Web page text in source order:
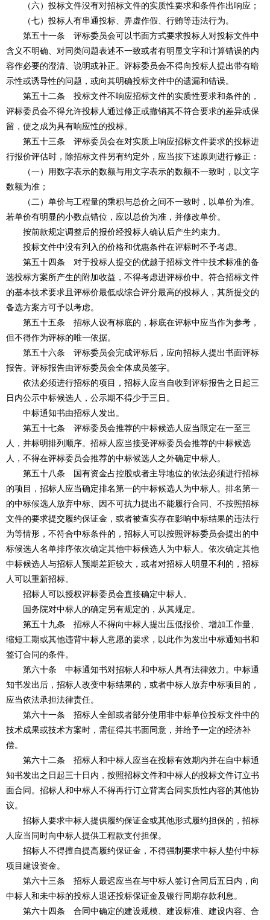
（六）投标文件没有对招标文件的实质性要求和条件作出响应；
（七）投标人有串通投标、弄虚作假、行贿等违法行为。
第五十一条 评标委员会可以书面方式要求投标人对投标文件中
含义不明确、对同类问题表述不一致或者有明显文字和计算错误的内
容作必要的澄清、说明或补正。评标委员会不得向投标人提出带有暗
示性或诱导性的问题，或向其明确投标文件中的遗漏和错误。
第五十二条 投标文件不响应招标文件的实质性要求和条件的，
评标委员会不得允许投标人通过修正或撤销其不符合要求的差异或保
留，使之成为具有响应性的投标。
第五十三条 评标委员会在对实质上响应招标文件要求的投标进
行报价评估时，除招标文件另有约定外，应当按下述原则进行修正：
（一）用数字表示的数额与用文字表示的数额不一致时，以文字
数额为准；
（二）单价与工程量的乘积与总价之间不一致时，以单价为准。
若单价有明显的小数点错位，应以总价为准，并修改单价。
按前款规定调整后的报价经投标人确认后产生约束力。
投标文件中没有列入的价格和优惠条件在评标时不予考虑。
第五十四条 对于投标人提交的优越于招标文件中技术标准的备
选投标方案所产生的附加收益，不得考虑进评标价中。符合招标文件
的基本技术要求且评标价最低或综合评分最高的投标人，其所提交的
备选方案方可予以考虑。
第五十五条 招标人设有标底的，标底在评标中应当作为参考，
但不得作为评标的唯一依据。
第五十六条 评标委员会完成评标后，应向招标人提出书面评标
报告。评标报告由评标委员会全体成员签字。
依法必须进行招标的项目，招标人应当自收到评标报告之日起三
日内公示中标候选人，公示期不得少于三日。
中标通知书由招标人发出。
第五十七条 评标委员会推荐的中标候选人应当限定在一至三
人，并标明排列顺序。招标人应当接受评标委员会推荐的中标候选
人，不得在评标委员会推荐的中标候选人之外确定中标人。
第五十八条 国有资金占控股或者主导地位的依法必须进行招标
的项目，招标人应当确定排名第一的中标候选人为中标人。排名第一
的中标候选人放弃中标、因不可抗力提出不能履行合同、不按照招标
文件的要求提交履约保证金，或者被查实存在影响中标结果的违法行
为等情形，不符合中标条件的，招标人可以按照评标委员会提出的中
标候选人名单排序依次确定其他中标候选人为中标人。依次确定其他
中标候选人与招标人预期差距较大，或者对招标人明显不利的，招标
人可以重新招标。
招标人可以授权评标委员会直接确定中标人。
国务院对中标人的确定另有规定的，从其规定。
第五十九条 招标人不得向中标人提出压低报价、增加工作量、
缩短工期或其他违背中标人意愿的要求，以此作为发出中标通知书和
签订合同的条件。
第六十条 中标通知书对招标人和中标人具有法律效力。中标通
知书发出后，招标人改变中标结果的，或者中标人放弃中标项目的，
应当依法承担法律责任。
第六十一条 招标人全部或者部分使用非中标单位投标文件中的
技术成果或技术方案时，需征得其书面同意，并给予一定的经济补
偿。
第六十二条 招标人和中标人应当在投标有效期内并在自中标通
知书发出之日起三十日内，按照招标文件和中标人的投标文件订立书
面合同。招标人和中标人不得再行订立背离合同实质性内容的其他协
议。
招标人要求中标人提供履约保证金或其他形式履约担保的，招标
人应当同时向中标人提供工程款支付担保。
招标人不得擅自提高履约保证金，不得强制要求中标人垫付中标
项目建设资金。
第六十三条 招标人最迟应当在与中标人签订合同后五日内，向
中标人和未中标的投标人退还投标保证金及银行同期存款利息。
第六十四条 合同中确定的建设规模、建设标准、建设内容、合